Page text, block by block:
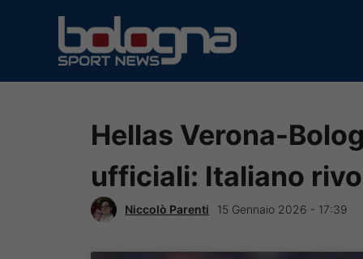
contenuto
Hellas Verona-
ufficiali: Italiano
Niccolò Parenti 15 Gennaio 2026 - 17:39